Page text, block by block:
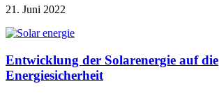
21. Juni 2022
Entwicklung der Solarenergie auf die
Energiesicherheit